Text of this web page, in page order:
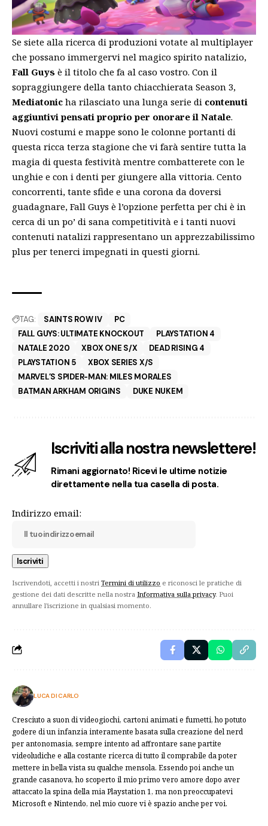
Se siete alla ricerca di produzioni votate al multiplayer
che possano immergervi nel magico spirito natalizio,
Fall Guys è il titolo che fa al caso vostro. Con il
sopraggiungere della tanto chiacchierata Season 3,
Mediatonic ha rilasciato una lunga serie di contenuti
aggiuntivi pensati proprio per onorare il Natale.
Nuovi costumi e mappe sono le colonne portanti di
questa ricca terza stagione che vi farà sentire tutta la
magia di questa festività mentre combatterete con le
unghie e con i denti per giungere alla vittoria. Cento
concorrenti, tante sfide e una corona da doversi
guadagnare, Fall Guys è l’opzione perfetta per chi è in
cerca di un po’ di sana competitività e i tanti nuovi
contenuti natalizi rappresentano un apprezzabilissimo
plus per tenerci impegnati in questi giorni.
TAG: SAINTS ROW IV
PC
FALL GUYS: ULTIMATE KNOCKOUT
PLAYSTATION 4
NATALE 2020
XBOX ONE S/X
DEAD RISING 4
PLAYSTATION 5
XBOX SERIES X/S
MARVEL’S SPIDER-MAN: MILES MORALES
BATMAN ARKHAM ORIGINS
DUKE NUKEM
Iscriviti alla nostra newslettere!
Rimani aggiornato! Ricevi le ultime notizie
direttamente nella tua casella di posta.
Indirizzo email:
Iscrivendoti, accetti i nostri Termini di utilizzo e riconosci le pratiche di
gestione dei dati descritte nella nostra Informativa sulla privacy. Puoi
annullare l'iscrizione in qualsiasi momento.
LUCA DI CARLO
Cresciuto a suon di videogiochi, cartoni animati e fumetti, ho potuto
godere di un infanzia interamente basata sulla creazione del nerd
per antonomasia, sempre intento ad affrontare sane partite
videoludiche e alla costante ricerca di tutto il comprabile da poter
mettere in bella vista su qualche mensola. Essendo poi anche un
grande casanova, ho scoperto il mio primo vero amore dopo aver
attaccato la spina della mia Playstation 1, ma non preoccupatevi
Microsoft e Nintendo, nel mio cuore vi è spazio anche per voi.